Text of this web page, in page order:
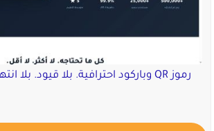
رموز QR وباركود احترافية. بلا قيود. بلا انتهاء صلاحية. للأبد.